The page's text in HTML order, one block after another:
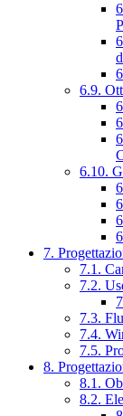
6.9.
6.10.
7.
7.1.
7.2.
7.3.
7.4.
7.5.
8.
8.1.
8.2.